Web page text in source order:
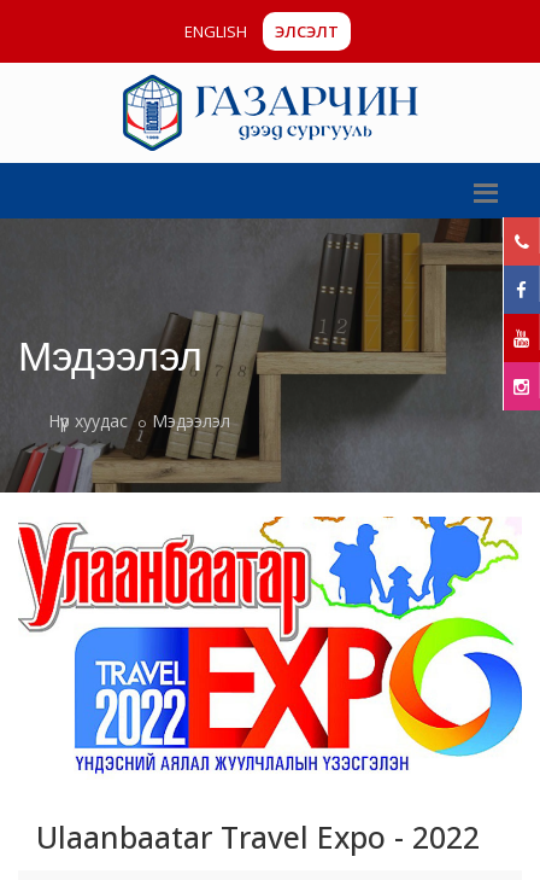
ENGLISH ЭЛСЭЛТ
Мэдээлэл
Нүүр хуудас Мэдээлэл
Ulaanbaatar Travel Expo - 2022